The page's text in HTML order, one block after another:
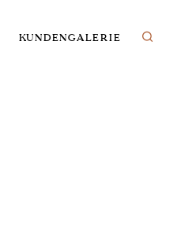
KUNDENGALERIE